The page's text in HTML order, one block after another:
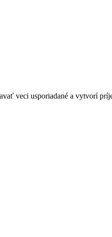
veci usporiadané a vytvorí